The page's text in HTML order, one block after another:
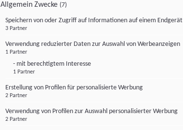
Allgemein Zwecke (7)
Speichern von oder Zugriff auf Informationen auf einem Endgerät
3 Partner
Verwendung reduzierter Daten zur Auswahl von Werbeanzeigen
1 Partner
- mit berechtigtem Interesse
1 Partner
Erstellung von Profilen für personalisierte Werbung
2 Partner
Verwendung von Profilen zur Auswahl personalisierter Werbung
2 Partner